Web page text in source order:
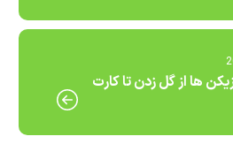
ها از گل زدن تا کارت